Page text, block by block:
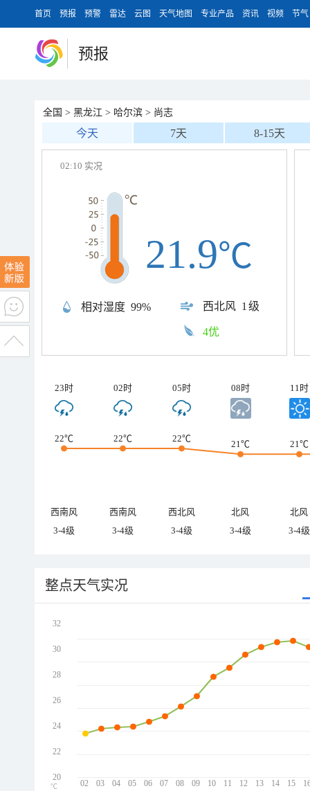
首页 预报 预警 雷达 云图 天气地图 专业产品 资讯 视频 节气
预报
全国 > 黑龙江 > 哈尔滨 > 尚志
今天 7天 8-15天
02:10 实况
相对湿度 99% 西北风 1级
21.9℃
4优
23时 02时 05时 08时 11时
22℃ 22℃ 22℃
21℃ 21℃
西南风 西南风 西北风 北风
北风
3-4级
3-4级 3-4级 3-4级 3-4级
整点天气实况
02 03 04 05 06 07 08 09 10 11 12 13 14 15
32
30
28
26
24
22
20
℃